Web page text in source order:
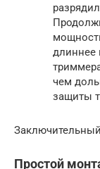
длиннее
чем
защиты
Простой